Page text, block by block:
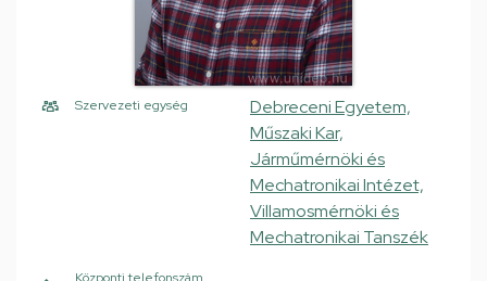
Szervezeti egység
Debreceni Egyetem,
Műszaki Kar,
Járműmérnöki és
Mechatronikai Intézet,
Villamosmérnöki és
Mechatronikai Tanszék